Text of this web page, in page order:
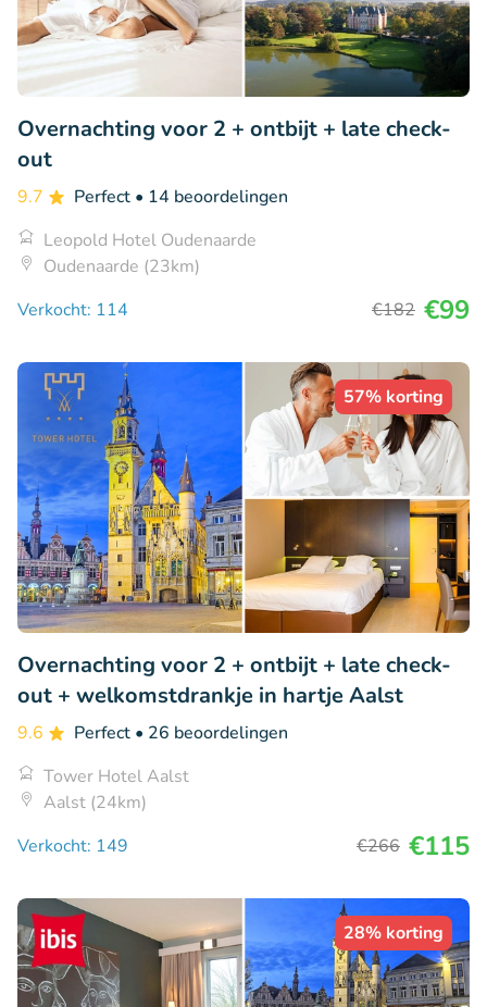
Overnachting voor 2 + ontbijt + late check-
out
9.7 Perfect • 14 beoordelingen
Leopold Hotel Oudenaarde
Oudenaarde (23km)
Verkocht: 114
€182 €99
57% korting
Overnachting voor 2 + ontbijt + late check-
out + welkomstdrankje in hartje Aalst
9.6 Perfect • 26 beoordelingen
Tower Hotel Aalst
Aalst (24km)
Verkocht: 149
€266 €115
28% korting